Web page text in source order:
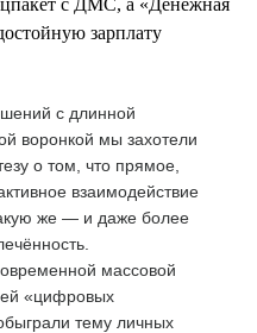
зарплату
с длинной
воронкой мы захотели
о том, что прямое,
взаимодействие
же — и даже более
массовой
«цифровых
тему личных